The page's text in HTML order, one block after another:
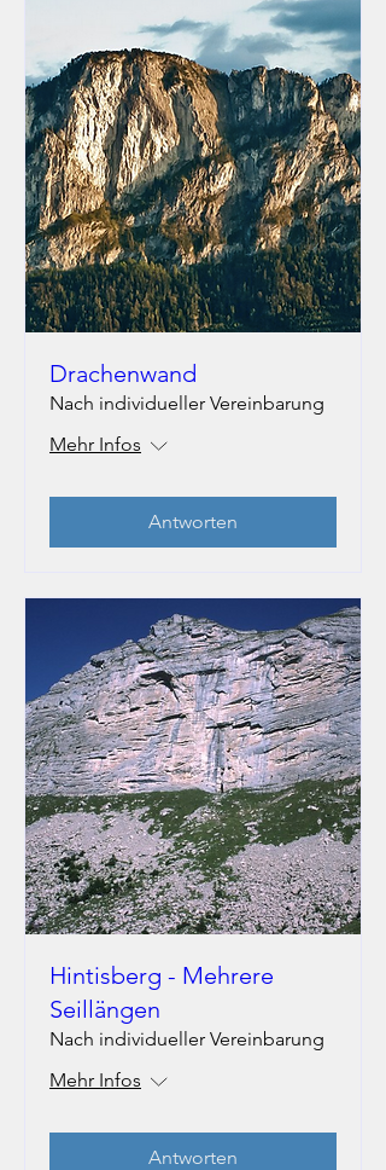
Drachenwand
Nach individueller Vereinbarung
Mehr Infos
Antworten
Hintisberg - Mehrere
Seillängen
Nach individueller Vereinbarung
Mehr Infos
Antworten